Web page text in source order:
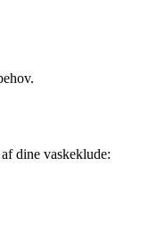
dine vaskeklude: